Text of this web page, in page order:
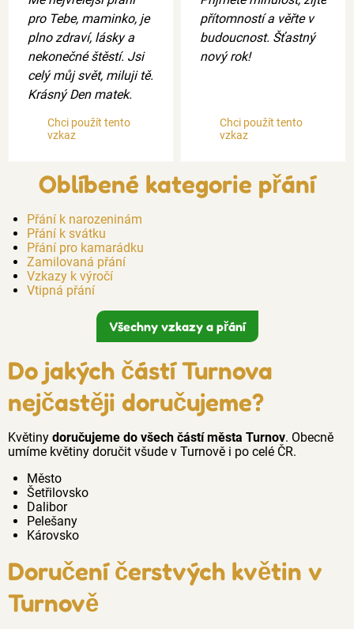
pro Tebe, maminko, je
plno zdraví, lásky a
nekonečné štěstí. Jsi
celý můj svět, miluji tě.
Krásný Den matek.
Chci použít tento
vzkaz
přítomností a věřte v
budoucnost. Šťastný
nový rok!
Chci použít tento
vzkaz
Oblíbené kategorie přání
Přání k narozeninám
Přání k svátku
Přání pro kamarádku
Zamilovaná přání
Vzkazy k výročí
Vtipná přání
Všechny vzkazy a přání
Do jakých částí Turnova
nejčastěji doručujeme?
Květiny doručujeme do všech částí města Turnov. Obecně
umíme květiny doručit všude v Turnově i po celé ČR.
Město
Šetřilovsko
Dalibor
Pelešany
Károvsko
Doručení čerstvých květin v
Turnově